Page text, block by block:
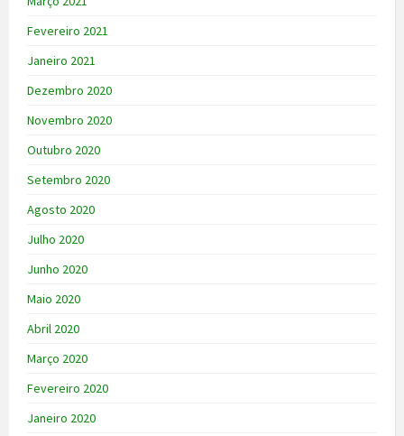
Fevereiro 2021
Janeiro 2021
Dezembro 2020
Novembro 2020
Outubro 2020
Setembro 2020
Agosto 2020
Julho 2020
Junho 2020
Maio 2020
Abril 2020
Março 2020
Fevereiro 2020
Janeiro 2020